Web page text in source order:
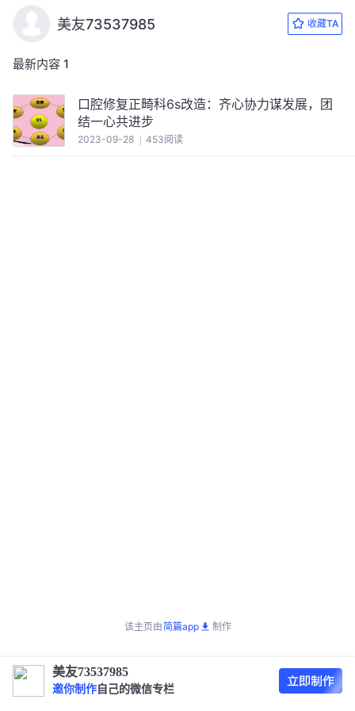
美友73537985 收藏TA
最新内容 1
口腔修复正畸科6s改造：齐心协力谋发展，团
结一心共进步
2023-09-28 453阅读
该主页由简篇app 制作
美友73537985
邀你制作 自己的微信专栏